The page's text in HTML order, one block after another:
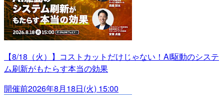
【8/18（火）】コストカットだけじゃない！AI駆動のシステ
ム刷新がもたらす本当の効果
開催前2026年8月18日(火) 15:00